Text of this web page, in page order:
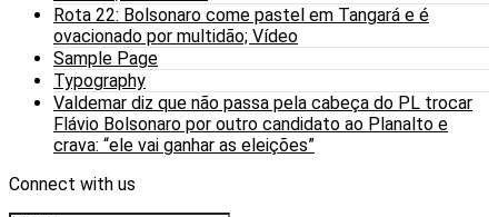
Rota 22: Bolsonaro come pastel em Tangará e é
ovacionado por multidão; Vídeo
Sample Page
Typography
Valdemar diz que não passa pela cabeça do PL trocar
Flávio Bolsonaro por outro candidato ao Planalto e
crava: “ele vai ganhar as eleições”
Connect with us